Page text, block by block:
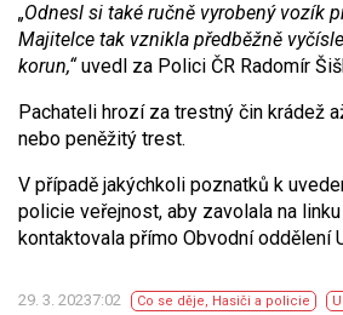
„Odnesl si také ručně vyrobený vozík
Majitelce tak vznikla předběžně
korun,“uvedl za Polici ČR Radomír
Pachateli hrozí za trestný čin krádež
nebo peněžitý trest.
V případě jakýchkoli poznatků k
policie veřejnost, aby zavolala na
kontaktovala přímo Obvodní oddělení
29. 3. 20237:02 Co se děje, Hasiči a policie